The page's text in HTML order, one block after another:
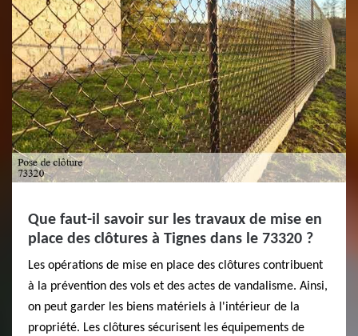
Que faut-il savoir sur les travaux de mise en
place des clôtures à Tignes dans le 73320 ?
Les opérations de mise en place des clôtures contribuent
à la prévention des vols et des actes de vandalisme. Ainsi,
on peut garder les biens matériels à l'intérieur de la
propriété. Les clôtures sécurisent les équipements de